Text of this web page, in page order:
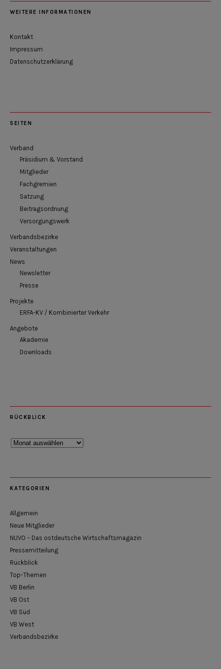
WEITERE INFORMATIONEN
Kontakt
Impressum
Datenschutzerklärung
SEITEN
Verband
Präsidium & Vorstand
Mitglieder
Fachgremien
Satzung
Beitragsordnung
Versorgungswerk
Verbandsbezirke
Veranstaltungen
News
Newsletter
Presse
Projekte
ERFA-KV / Kombinierter Verkehr
Angebote
Akademie
Downloads
RÜCKBLICK
Rückblick
KATEGORIEN
Allgemein
Neue Mitglieder
NUVO – Das ostdeutsche Wirtschaftsmagazin
Pressemitteilung
Rückblick
Top-Themen
VB Berlin
VB Ost
VB Süd
VB West
Verbandsbezirke